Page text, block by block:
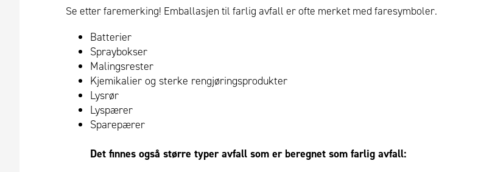
Se etter faremerking! Emballasjen til farlig avfall er ofte merket med faresymboler.
Batterier
Spraybokser
Malingsrester
Kjemikalier og sterke rengjøringsprodukter
Lysrør
Lyspærer
Sparepærer
Det finnes også større typer avfall som er beregnet som farlig avfall: